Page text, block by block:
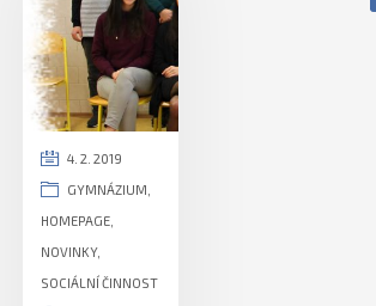
4. 2. 2019
GYMNÁZIUM
HOMEPAGE
NOVINKY,
SOCIÁLNÍ ČINNOST